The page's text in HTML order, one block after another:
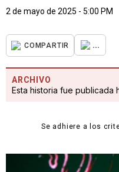
2 de mayo de 2025 - 5:00 PM
COMPARTIR ...
ARCHIVO
Esta historia fue publicada
Se adhiere a los